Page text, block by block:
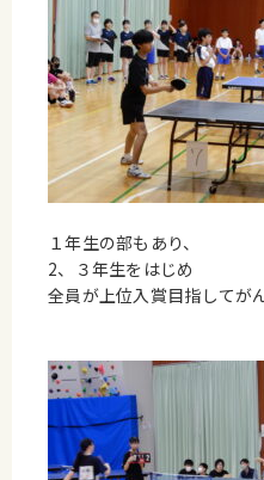
１年生の部もあり、
2、３年生をはじめ
全員が上位入賞目指してが